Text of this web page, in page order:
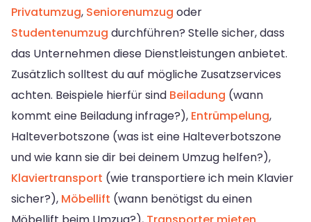
Privatumzug, Seniorenumzug oder
Studentenumzug durchführen? Stelle sicher, dass
das Unternehmen diese Dienstleistungen anbietet.
Zusätzlich solltest du auf mögliche Zusatzservices
achten. Beispiele hierfür sind Beiladung (wann
kommt eine Beiladung infrage?), Entrümpelung,
Halteverbotszone (was ist eine Halteverbotszone
und wie kann sie dir bei deinem Umzug helfen?),
Klaviertransport (wie transportiere ich mein Klavier
sicher?), Möbellift (wann benötigst du einen